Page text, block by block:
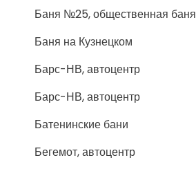
Баня №25, общественная баня
Баня на Кузнецком
Барс-НВ, автоцентр
Барс-НВ, автоцентр
Батенинские бани
Бегемот, автоцентр